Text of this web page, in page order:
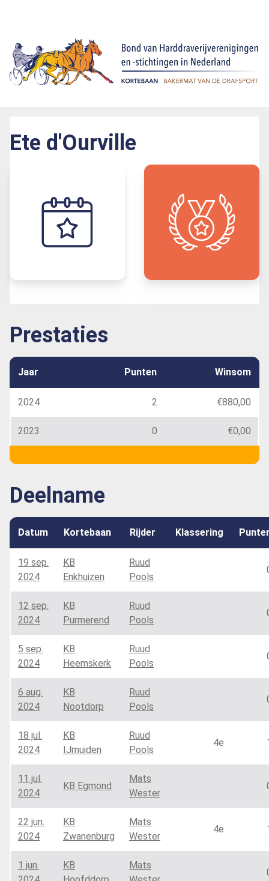
Ete d'Ourville
Prestaties
Jaar Punten Winsom
2024 2 €880,00
2023 0 €0,00
Deelname
Datum Kortebaan Rijder Klassering
19 sep.
2024
KB
Enkhuizen
Ruud
Pools
12 sep.
2024
KB
Purmerend
Ruud
Pools
5 sep.
2024
KB
Heemskerk
Ruud
Pools
6 aug.
2024
KB
Nootdorp
Ruud
Pools
18 jul.
2024
KB
IJmuiden
Ruud
Pools
4e
11 jul.
2024
KB Egmond
Mats
Wester
22 jun.
2024
KB
Zwanenburg
Mats
Wester
4e
1 jun.
KB
Mats